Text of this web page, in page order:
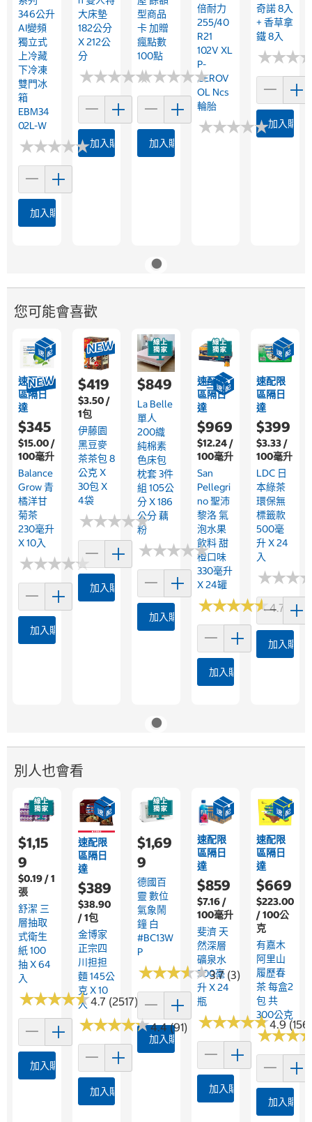
346公升
AI變頻
獨立式
上冷藏
下冷凍
雙門冰
箱
EBM34
02L-W
★★★★★
★★★★★
加入購物車
大床墊
182公分
X 212公
分
★★★★★
★★★★★
加入購物車
型商品
卡 加贈
瘋點數
100點
★★★★★
★★★★★
加入購物車
倍耐力
255/40
R21
102V XL
P-
ZEROV
OL Ncs
輪胎
★★★★★
★★★★★
奇諾 8入
+ 香草拿
鐵 8入
★★★
★★★
加入購物
您可能會喜歡
速配限
區隔日
達
$345
$15.00 /
100毫升
Balance
Grow 青
橘洋甘
菊茶
230毫升
X 10入
★★★★★
★★★★★
加入購物車
$419
$3.50 /
1包
伊藤園
黑豆麥
茶茶包 8
公克 X
30包 X
4袋
★★★★★
★★★★★
加入購物車
$849
La Belle
單人
200織
純棉素
色床包
枕套 3件
組 105公
分 X 186
公分 藕
粉
★★★★★
★★★★★
加入購物車
速配限
區隔日
達
$969
$12.24 /
100毫升
San
Pellegri
No 聖沛
黎洛 氣
泡水果
飲料 甜
橙口味
330毫升
X 24罐
★★★★★
★★★★★4.7 (153)
加入購物車
速配限
區隔日
達
$399
$3.33 /
100毫升
LDC 日
本綠茶
環保無
標籤款
500毫
升 X 24
入
★★★
★★★
加入購物
別人也會看
$1,15
9
$0.19 / 1
張
舒潔 三
層抽取
式衛生
紙 100
抽 X 64
入
★★★★★
★★★★★4.7 (2517)
加入購物車
速配限
區隔日
達
$389
$38.90
/ 1包
金博家
正宗四
川担担
麵 145公
克 X 10
入
★★★★★
★★★★★4.4 (91)
加入購物車
$1,69
9
德國百
靈 數位
氣象鬧
鐘 白
#BC13W
P
★★★★★
★★★★★3.7 (3)
加入購物車
速配限
區隔日
達
$859
$7.16 /
100毫升
斐濟 天
然深層
礦泉水
500毫
升 X 24
瓶
★★★★★
★★★★★4.9 (156)
加入購物車
速配限
區隔日
達
$669
$223.00
/ 100公
克
有嘉木
阿里山
履歷春
茶 每盒2
包 共
300公克
★★★
★★★
加入購物